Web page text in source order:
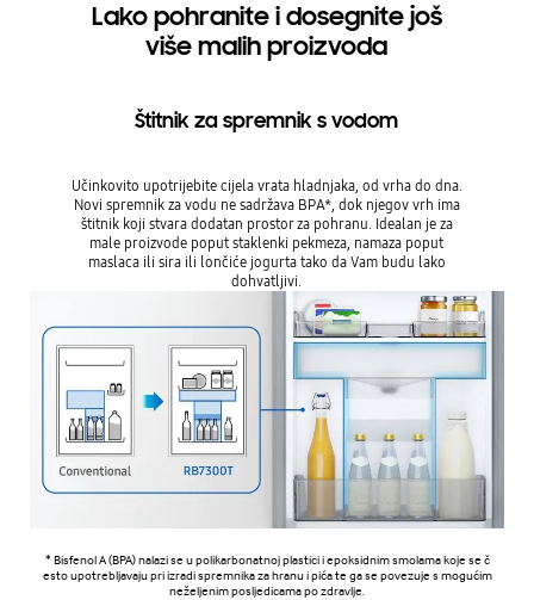
Lako pohranite i dosegnite još
više malih proizvoda
Štitnik za spremnik s vodom
Učinkovito upotrijebite cijela vrata hladnjaka, od vrha do dna.
Novi spremnik za vodu ne sadržava BPA*, dok njegov vrh ima
štitnik koji stvara dodatan prostor za pohranu. Idealan je za
male proizvode poput staklenki pekmeza, namaza poput
maslaca ili sira ili lončiće jogurta tako da Vam budu lako
dohvatljivi.
* Bisfenol A (BPA) nalazi se u polikarbonatnoj plastici i epoksidnim smolama koje se č
esto upotrebljavaju pri izradi spremnika za hranu i pića te ga se povezuje s mogućim
neželjenim posljedicama po zdravlje.